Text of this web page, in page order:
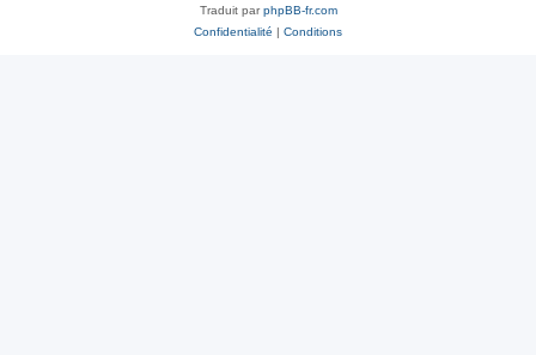
Traduit parphpBB-fr.com
Confidentialité | Conditions